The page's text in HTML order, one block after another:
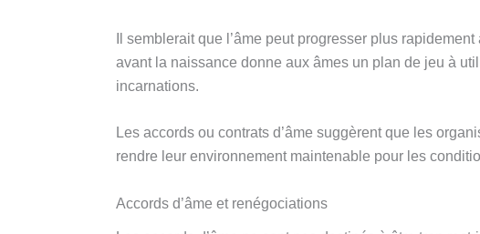
Il semblerait que l’âme peut progresser plus
avant la naissance donne aux âmes un plan de jeu à
incarnations.
Les accords ou contrats d’âme suggèrent que les
rendre leur environnement maintenable pour les
Accords d’âme et renégociations